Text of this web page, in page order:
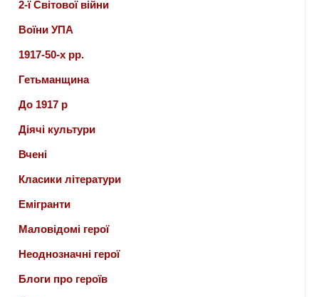
2-ї Світової війни
Воїни УПА
1917-50-х рр.
Гетьманщина
До 1917 р
Діячі культури
Вчені
Класики літератури
Емігранти
Маловідомі герої
Неоднозначні герої
Блоги про героїв